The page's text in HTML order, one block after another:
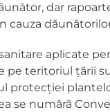
dar
cauza
aplicate
pe teritoriul țării
protecției
se numără